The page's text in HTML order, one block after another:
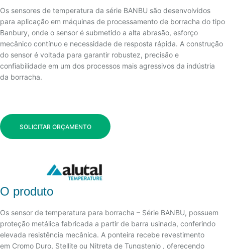
Os sensores de temperatura da série BANBU são desenvolvidos
para aplicação em máquinas de processamento de borracha do tipo
Banbury, onde o sensor é submetido a alta abrasão, esforço
mecânico contínuo e necessidade de resposta rápida. A construção
do sensor é voltada para garantir robustez, precisão e
confiabilidade em um dos processos mais agressivos da indústria
da borracha.
SOLICITAR ORÇAMENTO
O produto
Os sensor de temperatura para borracha – Série BANBU, possuem
proteção metálica fabricada a partir de barra usinada, conferindo
elevada resistência mecânica. A ponteira recebe revestimento
em Cromo Duro, Stellite ou Nitreta de Tungstenio , oferecendo